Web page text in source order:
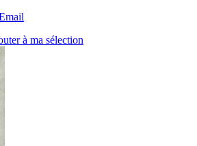
à ma sélection